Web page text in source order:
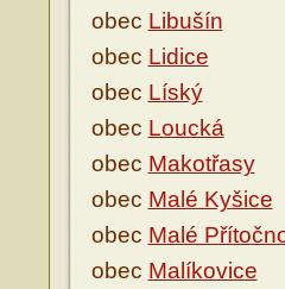
obec Libušín
obec Lidice
obec Líský
obec Loucká
obec Makotřasy
obec Malé Kyšice
obec Malé
obec Malíkovice